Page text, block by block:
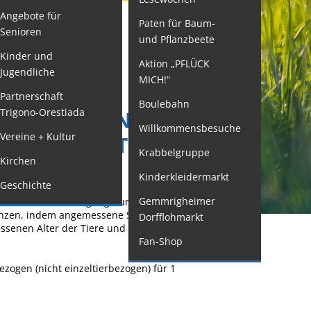
Formulare
Mängelmeldung
Winterdienst
Gutachterausschuss
Organspende
Gleichstellung
und
Angebote für
Senioren
Kinder und
Jugendliche
Partnerschaft
Trigono-Orestiada
Vereine + Kultur
Kirchen
Geschichte
Paten für Baum-
und Pflanzbeete
Aktion „PFLÜCK
MICH!“
Boulebahn
Willkommensbesuche
Krabbelgruppe
Kinderkleidermarkt
Gemmrigheimer
Dorfflohmarkt
Fan-Shop
DER
ALTEN RINDERN
BEANTRAGEN
nach Genehmigung durch die zuständige
indem angemessene Schmerz- und
Alter der Tiere und von qualifiziertem
(nicht einzeltierbezogen) für 1